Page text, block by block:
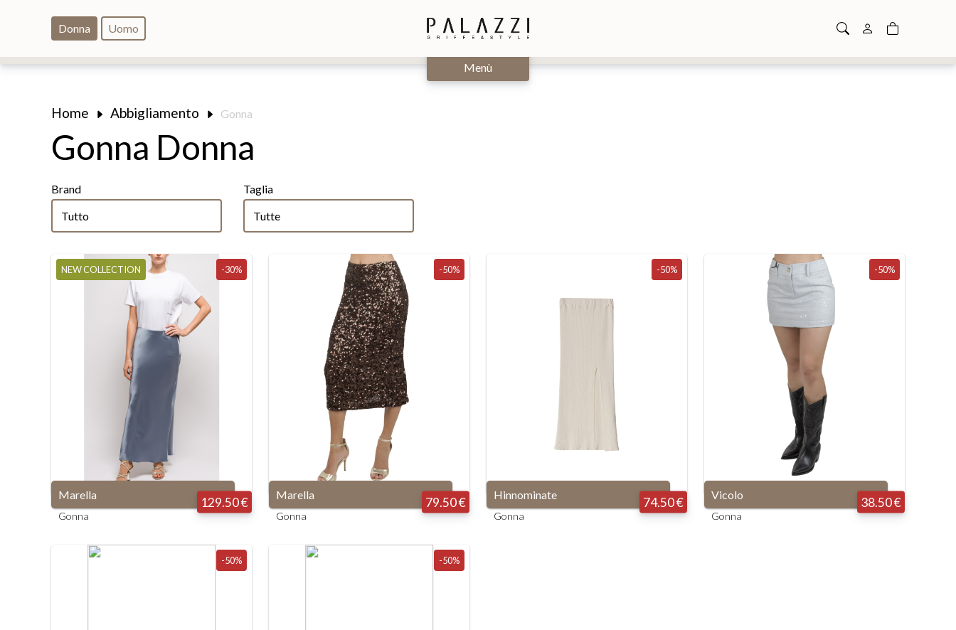
Donna
Uomo
Chiudi
Menù
Home Abbigliamento Gonna
Gonna Donna
Brand
Tutto
Tutte
Hinnominate
Marella
Vicolo
Taglia
Tutte
Tutte
40
-30%
NEW COLLECTION
Marella
Gonna
129.50 €
-50%
Marella
Gonna
79.50 €
-50%
Hinnominate
Gonna
74.50 €
-50%
Vicolo
Gonna
38.50 €
-50% -50%